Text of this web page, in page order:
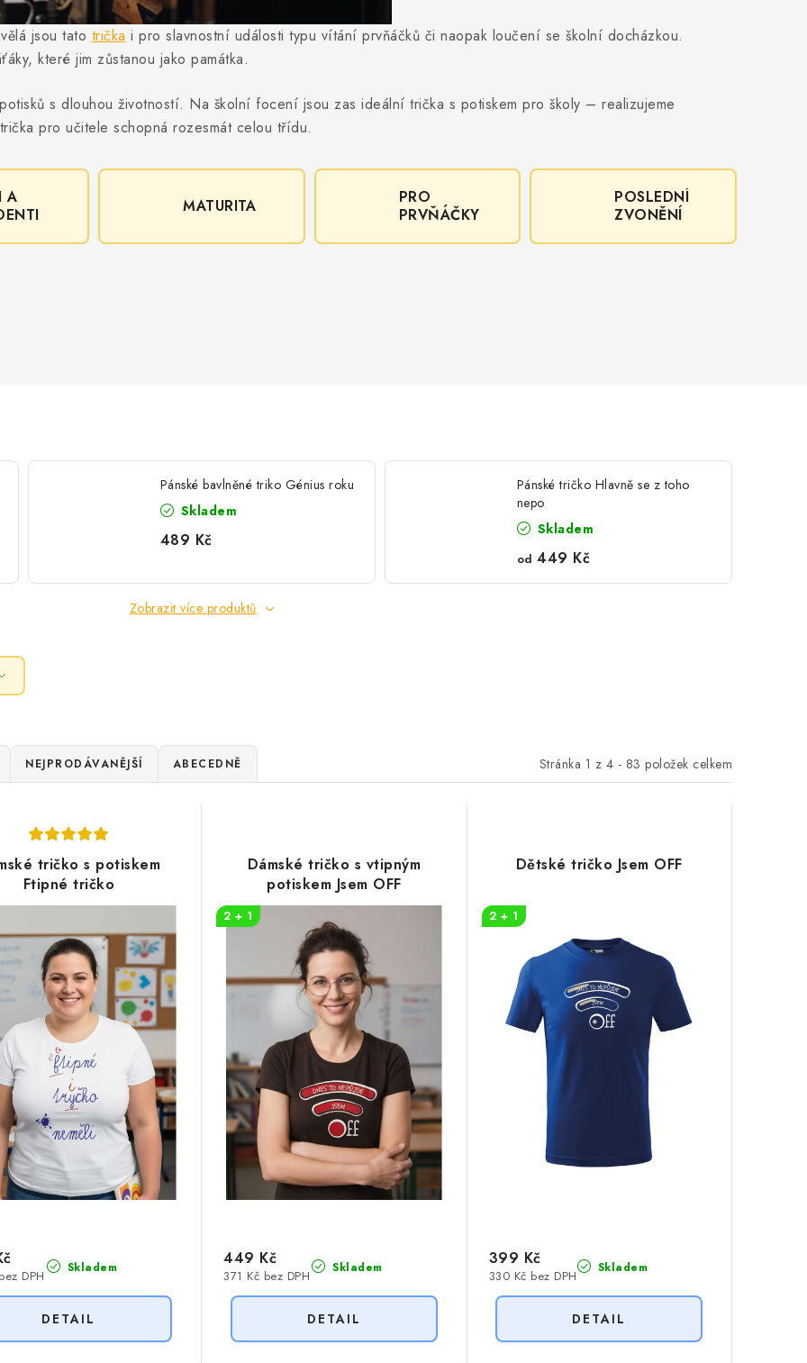
jsou tato trička i pro slavnostní události typu vítání prvňáčků či naopak loučení se školní docházkou.
které jim zůstanou jako památka.
s dlouhou životností. Na školní focení jsou zas ideální trička s potiskem pro školy – realizujeme
pro učitele schopná rozesmát celou třídu.
A
MATURITA
PRO
PRVŇÁČKY
POSLEDNÍ
ZVONĚNÍ
Pánské bavlněné triko Génius roku
Skladem
489 Kč
Pánské tričko Hlavně se z toho
nepo
Skladem
od 449 Kč
Zobrazit více produktů
Stránka 1 z 4 - 83 položek celkem
NEJPRODÁVANĚJŠÍ ABECEDNĚ
tričko s potiskem
Ftipné tričko
Skladem
DPH
Dámské tričko s vtipným
potiskem Jsem OFF
2 + 1
Skladem
371 Kč bez DPH
449 Kč
Dětské tričko Jsem OFF
2 + 1
Skladem
330 Kč bez DPH
399 Kč